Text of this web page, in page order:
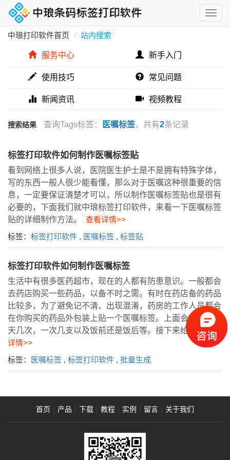
中琅打印软件首页 站内搜索
服务中心 新手入门
使用技巧 常见问题
新闻资讯 视频教程
搜索结果 查询Tags标签： 医嘱标签，共有2条记录
标签打印软件如何制作医嘱标签贴
看到网络上很多人说，医院医生护士是不是拥有特殊字体，
写的东西一般人很少能看懂，那么对于医嘱这种很重要的信
息，一定要保证清楚才可以，所以制作医嘱标签贴也是很有
必要的，下面我们就中琅标签打印软件，来看一下医嘱标签
贴的详细制作方法。
查看详情>>
标签： 标签打印软件 , 医嘱标签 , 标签贴
标签打印软件如何制作医嘱标签
生活中有很多医药超市，现在的人都有防患意识。一般都会
去药店购买一些药品，以备不时之需。有时在药店备的药品
比较多，为了避免记不清、出现混淆，药房的工作人员都会
在你购买的药品外包装上贴一个医嘱标签。上面会提示你一
天几次，一次几支以及饭前还是饭后等。接下来给… 查看
详情>>
标签：
医嘱标签 , 标签打印软件 , 批量生成
首页 产品 下载 教程 实例 留言 关于我们